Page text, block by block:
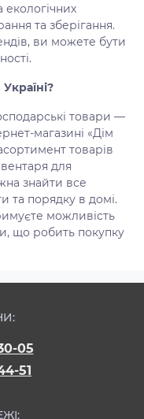
та зберігання.
ви можете бути
товари —
магазині «Дім
товарів
для
знайти все
та порядку в домі.
можливість
що робить покупку
05
51